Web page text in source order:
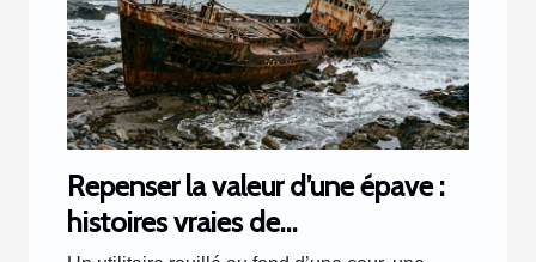
Repenser la valeur d’une épave :
histoires vraies de